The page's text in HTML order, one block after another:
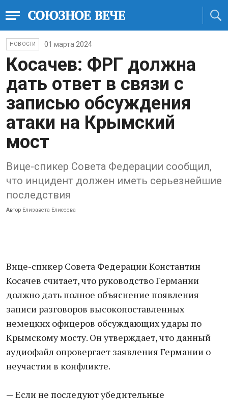
НОВОСТИ 01 марта 2024
Косачев: ФРГ должна
дать ответ в связи с
записью обсуждения
атаки на Крымский
мост
Вице-спикер Совета Федерации сообщил,
что инцидент должен иметь серьезнейшие
последствия
Автор Елизавета Елисеева
Вице-спикер Совета Федерации Константин
Косачев считает, что руководство Германии
должно дать полное объяснение появления
записи разговоров высокопоставленных
немецких офицеров обсуждающих удары по
Крымскому мосту. Он утверждает, что данный
аудиофайл опровергает заявления Германии о
неучастии в конфликте.
— Если не последуют убедительные